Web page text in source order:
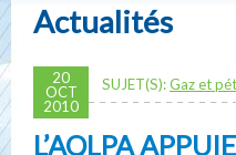
Actualités
20
OCT
2010
SUJET(S):Gaz et
L’AQLPA